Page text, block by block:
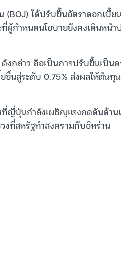
ได้ปรับขึ้นอัตราดอกเบี้ย
กำหนดนโยบายยังคงเดินหน้า
งกล่าว ถือเป็นการปรับขึ้นเป็น
ขึ้นสู่ระดับ 0.75% ส่งผลให้ต้น
ที่ญี่ปุ่นกำลังเผชิญแรงกดดันด้า
งที่สหรัฐทำสงครามกับอิหร่าน